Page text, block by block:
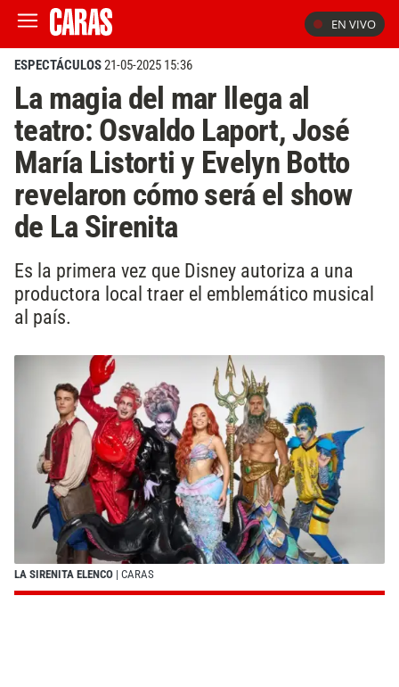
EN VIVO
ESPECTÁCULOS21-05-2025 15:36
La magia del mar llega al
teatro: Osvaldo Laport, José
María Listorti y Evelyn Botto
revelaron cómo será el show
de La Sirenita
Es la primera vez que Disney autoriza a una
productora local traer el emblemático musical
al país.
LA SIRENITA ELENCO | CARAS